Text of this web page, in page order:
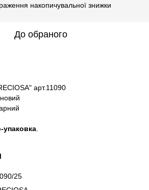
накопичувальної знижки
До обраного
арт.11090
упаковка
25